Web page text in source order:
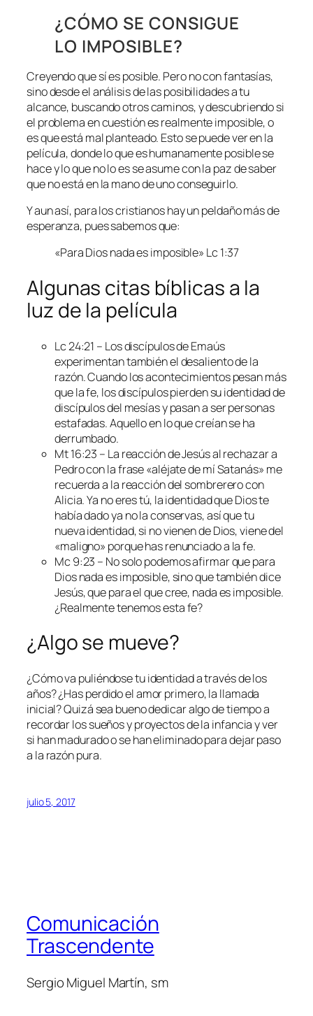
¿CÓMO SE CONSIGUE
LO IMPOSIBLE?
Creyendo que sí es posible. Pero no con fantasías,
sino desde el análisis de las posibilidades a tu
alcance, buscando otros caminos, y descubriendo si
el problema en cuestión es realmente imposible, o
es que está mal planteado. Esto se puede ver en la
película, donde lo que es humanamente posible se
hace y lo que no lo es se asume con la paz de saber
que no está en la mano de uno conseguirlo.
Y aun así, para los cristianos hay un peldaño más de
esperanza, pues sabemos que:
«Para Dios nada es imposible» Lc 1:37
Algunas citas bíblicas a la
luz de la película
Lc 24:21 – Los discípulos de Emaús
experimentan también el desaliento de la
razón. Cuando los acontecimientos pesan más
que la fe, los discípulos pierden su identidad de
discípulos del mesías y pasan a ser personas
estafadas. Aquello en lo que creían se ha
derrumbado.
Mt 16:23 – La reacción de Jesús al rechazar a
Pedro con la frase «aléjate de mí Satanás» me
recuerda a la reacción del sombrerero con
Alicia. Ya no eres tú, la identidad que Dios te
había dado ya no la conservas, así que tu
nueva identidad, si no vienen de Dios, viene del
«maligno» porque has renunciado a la fe.
Mc 9:23 – No solo podemos afirmar que para
Dios nada es imposible, sino que también dice
Jesús, que para el que cree, nada es imposible.
¿Realmente tenemos esta fe?
¿Algo se mueve?
¿Cómo va puliéndose tu identidad a través de los
años? ¿Has perdido el amor primero, la llamada
inicial? Quizá sea bueno dedicar algo de tiempo a
recordar los sueños y proyectos de la infancia y ver
si han madurado o se han eliminado para dejar paso
a la razón pura.
julio 5, 2017
Comunicación
Trascendente
Sergio Miguel Martín, sm